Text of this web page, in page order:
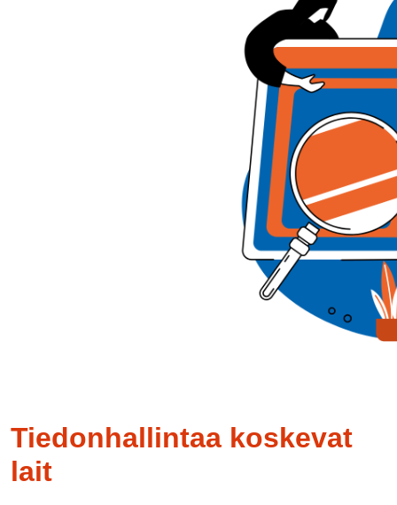
Tiedonhallintaa koskevat
lait